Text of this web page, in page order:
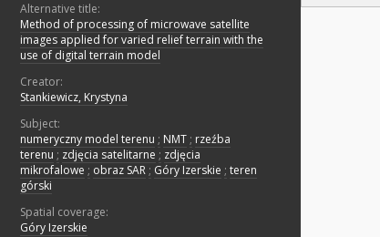
Alternative title:
Method of processing of microwave satellite
images applied for varied relief terrain with the
use of digital terrain model
Creator:
Stankiewicz, Krystyna
Subject:
numeryczny model terenu ; NMT ; rzeźba
terenu ; zdjęcia satelitarne ; zdjęcia
mikrofalowe ; obraz SAR ; Góry Izerskie ; teren
górski
Spatial coverage:
Góry Izerskie